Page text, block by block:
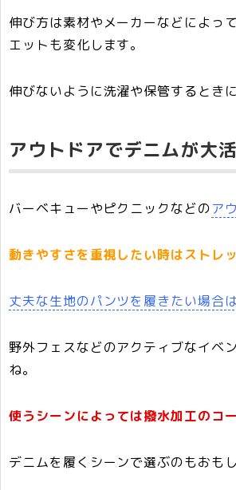
伸び方は素材やメーカーなどによっ
エットも変化します。
伸びないように洗濯や保管するとき
アウトドアでデニムが大
バーベキューやピクニックなどのア
動きやすさを重視したい時はストレ
丈夫な生地のパンツを履きたい場合
野外フェスなどのアクティブなイベ
ね。
使うシーンによっては撥水加工のコ
デニムを履くシーンで選ぶのもおも